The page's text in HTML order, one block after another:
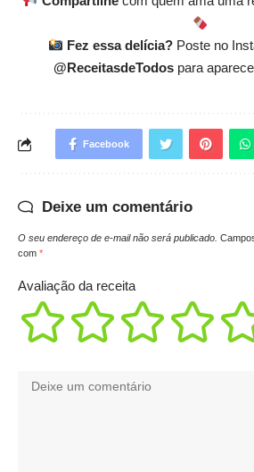
Fez essa delícia?Poste no
@ReceitasdeTodospara
Facebook
Deixe um comentário
O seu endereço de e-mail não será publicado.
com *
Avaliação da receita